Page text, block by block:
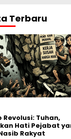
Terbaru
Revolusi: Tuhan,
Hati Pejabat
Rakyat